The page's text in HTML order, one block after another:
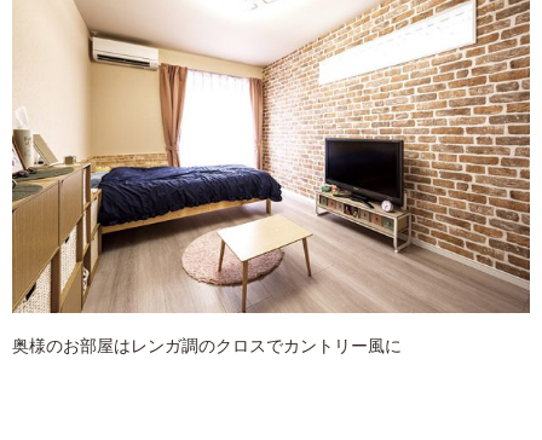
奥様のお部屋はレンガ調のクロスでカントリー風に